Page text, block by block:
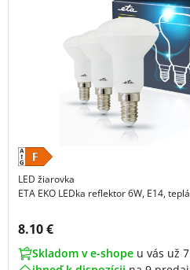
LED žiarovka
ETA EKO LEDka reflektor 6W, E14,
Cena s DPH:
8.10 €
Skladom v e-shope u vás už